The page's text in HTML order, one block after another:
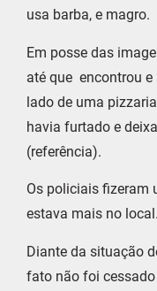
usa barba, e magro.
Em posse das
até que encontrou
lado de uma
havia furtado e
(referência).
Os policiais fizeram
estava mais no local.
Diante da situação
fato não foi